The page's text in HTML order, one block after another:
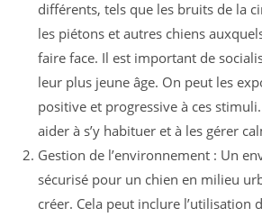
différents, tels que les bruits de la
les piétons et autres chiens
faire face. Il est important de
leur plus jeune âge. On peut les
positive et progressive à ces
aider à s’y habituer et à les gérer
Gestion de l’environnement : Un
sécurisé pour un chien en milieu
créer. Cela peut inclure l’utilisation